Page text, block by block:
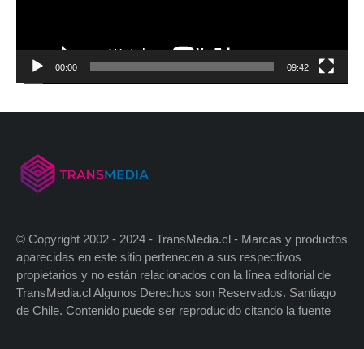
00:00 09:42
© Copyright 2002 - 2024 - TransMedia.cl - Marcas y productos
aparecidas en este sitio pertenecen a sus respectivos
propietarios y no están relacionados con la línea editorial de
TransMedia.cl Algunos Derechos son Reservados. Santiago
de Chile. Contenido puede ser reproducido citando la fuente